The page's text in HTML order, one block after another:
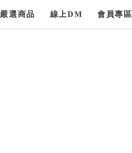
嚴選商品 線上DM 會員專區